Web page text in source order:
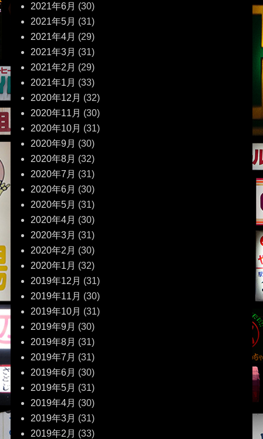
2021年6月 (30)
2021年5月 (31)
2021年4月 (29)
2021年3月 (31)
2021年2月 (29)
2021年1月 (33)
2020年12月 (32)
2020年11月 (30)
2020年10月 (31)
2020年9月 (30)
2020年8月 (32)
2020年7月 (31)
2020年6月 (30)
2020年5月 (31)
2020年4月 (30)
2020年3月 (31)
2020年2月 (30)
2020年1月 (32)
2019年12月 (31)
2019年11月 (30)
2019年10月 (31)
2019年9月 (30)
2019年8月 (31)
2019年7月 (31)
2019年6月 (30)
2019年5月 (31)
2019年4月 (30)
2019年3月 (31)
2019年2月 (33)